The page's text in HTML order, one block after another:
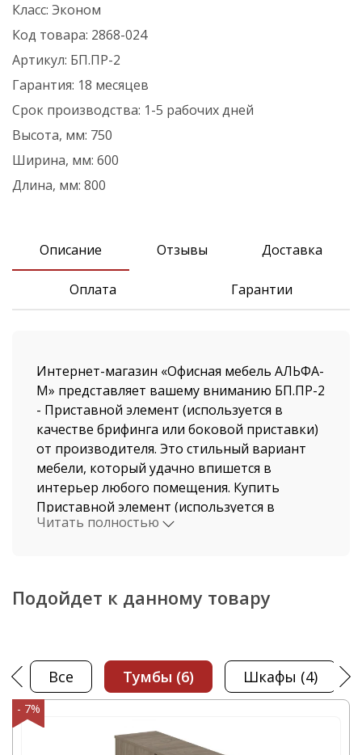
Класс: Эконом
Код товара: 2868-024
Артикул: БП.ПР-2
Гарантия: 18 месяцев
Срок производства: 1-5 рабочих дней
Высота, мм: 750
Ширина, мм: 600
Длина, мм: 800
Описание Отзывы Доставка
Оплата Гарантии
Интернет-магазин «Офисная мебель АЛЬФА-
М» представляет вашему вниманию БП.ПР-2
- Приставной элемент (используется в
качестве брифинга или боковой приставки)
от производителя. Это стильный вариант
мебели, который удачно впишется в
интерьер любого помещения. Купить
Приставной элемент (используется в
качестве брифинга или боковой приставки)
поэтому нашими клиентами становятся, как
Стоимость Приставной элемент
(используется в качестве брифинга или
боковой приставки) и быстрая доставка от
нашего магазина поразит даже самых
Читать полностью
Подойдет к данному товару
Все тумбы (6) шкафы (4)
- 7%